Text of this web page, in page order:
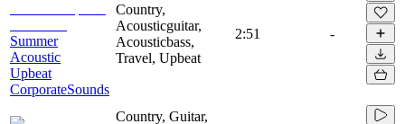
Summer
Acoustic
Upbeat
CorporateSounds
Country,
Acousticguitar,
Acousticbass,
Travel, Upbeat
2:51 -
Country, Guitar,